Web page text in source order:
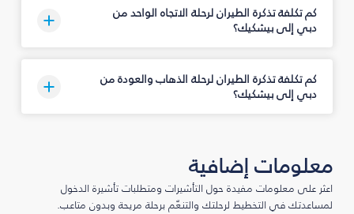
كم تكلفة تذكرة الطيران لرحلة الاتجاه الواحد من
دبي إلى بيشكيك؟
كم تكلفة تذكرة الطيران لرحلة الذهاب والعودة من
دبي إلى بيشكيك؟
معلومات إضافية
اعثر على معلومات مفيدة حول التأشيرات ومتطلبات تأشيرة الدخول
لمساعدتك في التخطيط لرحلتك والتنعّم برحلة مريحة وبدون متاعب.